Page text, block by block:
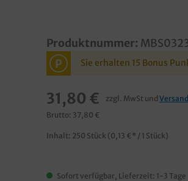
Produktnummer:
P Sie erhalten 15 Bonus
31,80 € zzgl. MwSt und
Brutto: 37,80 €
Inhalt: 250 Stück (0,13 €* / 1 Stück)
Sofort verfügbar, Lieferzeit: 1-3 Tage